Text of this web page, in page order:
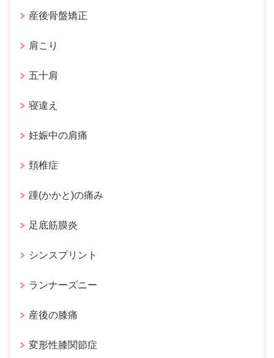
産後骨盤矯正
肩こり
五十肩
寝違え
妊娠中の肩痛
頚椎症
踵(かかと)の痛み
足底筋膜炎
シンスプリント
ランナーズニー
産後の膝痛
変形性膝関節症